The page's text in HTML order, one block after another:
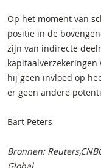
Op het moment van
positie in de
zijn van indirecte
hij geen invloed op
er geen andere
Bart Peters
Bronnen: